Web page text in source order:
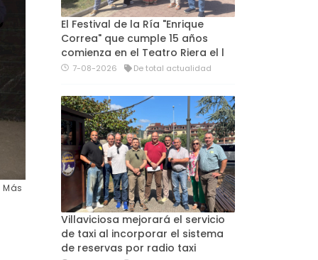
El Festival de la Ría "Enrique
Correa" que cumple 15 años
comienza en el Teatro Riera el l
7-08-2026 De total actualidad
Villaviciosa mejorará el servicio
de taxi al incorporar el sistema
de reservas por radio taxi